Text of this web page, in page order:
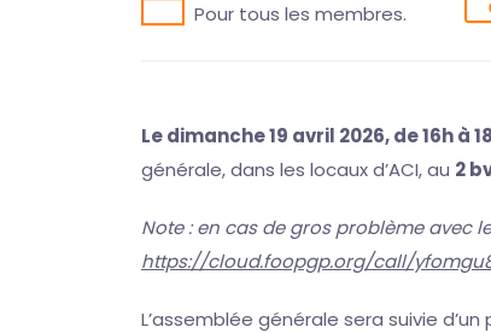
Pour tous les membres.
Le dimanche 19 avril 2026, de 16h à
générale, dans les locaux d’ACI, au 2
Note : en cas de gros problème avec
https://cloud.foopgp.org/call/
L’assemblée générale sera suivie